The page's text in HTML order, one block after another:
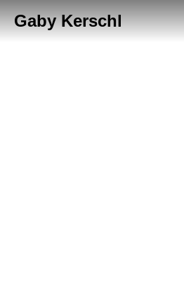
Gaby Kerschl